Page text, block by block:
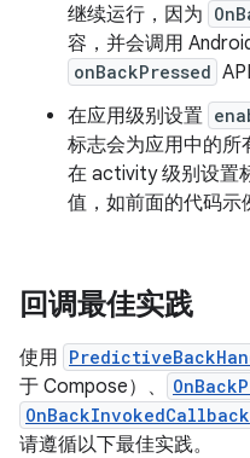
继续运行，因为
容，并会调用
onBackPressed API
在应用级别设置
标志会为应用中的
在 activity 级别设置
值，如前面的代码示
回调最佳实践
使用
于 Compose）、
OnBackInvokedCallback
请遵循以下最佳实践。